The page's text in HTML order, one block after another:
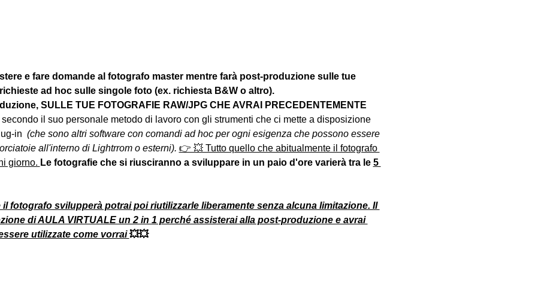
e fare domande al fotografo master mentre farà post-produzione sulle tue
ad hoc sulle singole foto (ex. richiesta B&W o altro).
SULLE TUE FOTOGRAFIE RAW/JPG CHE AVRAI PRECEDENTEMENTE
secondo il suo personale metodo di lavoro con gli strumenti che ci mette a disposizione
in (che sono altri software con comandi ad hoc per ogni esigenza che possono essere
all'interno di Lightrrom o esterni). 👉 💥 Tutto quello che abitualmente il fotografo
giorno. Le fotografie che si riusciranno a sviluppare in un paio d'ore varierà tra le 5
fotografo svilupperà potrai poi riutilizzarle liberamente senza alcuna limitazione. Il
di AULA VIRTUALE un 2 in 1 perché assisterai alla post-produzione e avrai
utilizzate come vorrai 💥💥